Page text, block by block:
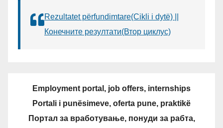
Rezultatet përfundimtare(Cikli i dytë) ||
Конечните резултати(Втор циклус)
Employment portal, job offers, internships
Portali i punësimeve, oferta pune, praktikë
Портал за вработување, понуди за рабта,